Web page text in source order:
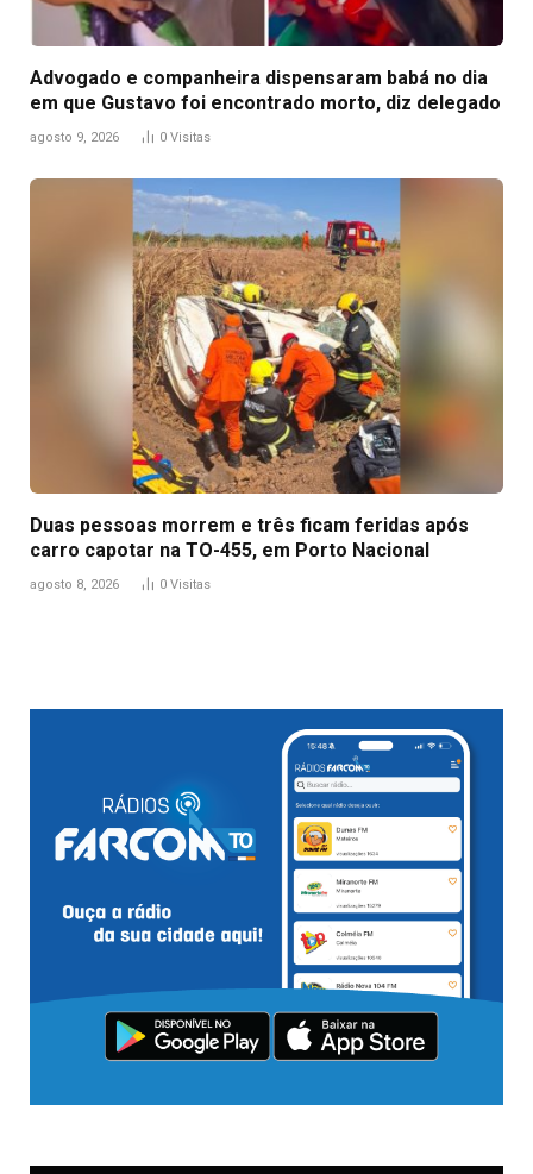
Advogado e companheira dispensaram babá no dia
em que Gustavo foi encontrado morto, diz delegado
agosto 9, 2026 0 Visitas
Duas pessoas morrem e três ficam feridas após
carro capotar na TO-455, em Porto Nacional
agosto 8, 2026 0 Visitas